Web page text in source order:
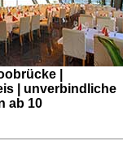
|
| unverbindliche
ab 10